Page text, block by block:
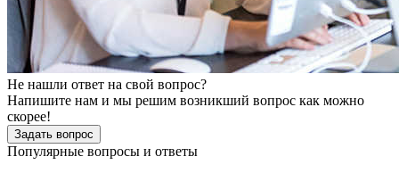
Не нашли ответ на свой вопрос?
Напишите нам и мы решим возникший вопрос как можно
скорее!
Задать вопрос
Популярные вопросы и ответы